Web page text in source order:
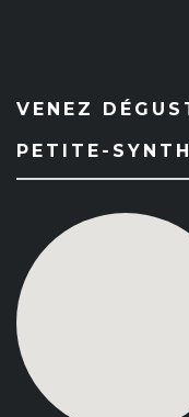
VENEZ
PETITE-